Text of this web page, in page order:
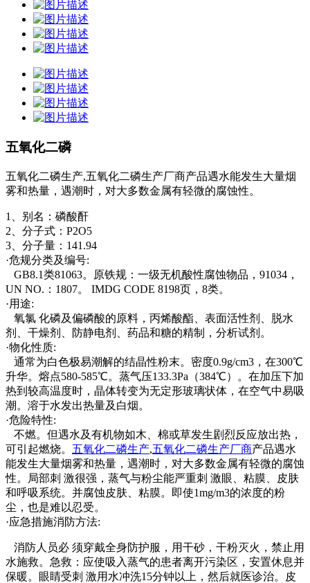
五氧化二磷
五氧化二磷生产,五氧化二磷生产厂商产品遇水能发生大量烟
雾和热量，遇潮时，对大多数金属有轻微的腐蚀性。
1、别名：磷酸酐
2、分子式：P2O5
3、分子量：141.94
·危规分类及编号:
GB8.1类81063。原铁规：一级无机酸性腐蚀物品，91034，
UN NO.：1807。 IMDG CODE 8198页，8类。
·用途:
氧氯 化磷及偏磷酸的原料，丙烯酸酯、表面活性剂、脱水
剂、干燥剂、防静电剂、药品和糖的精制，分析试剂。
·物化性质:
通常为白色极易潮解的结晶性粉末。密度0.9g/cm3，在300℃
升华。熔点580-585℃。蒸气压133.3Pa（384℃）。在加压下加
热到较高温度时，晶体转变为无定形玻璃状体，在空气中易吸
潮。溶于水发出热量及白烟。
·危险特性:
不燃。但遇水及有机物如木、棉或草发生剧烈反应放出热，
可引起燃烧。 五氧化二磷生产,五氧化二磷生产厂商产品遇水
能发生大量烟雾和热量，遇潮时，对大多数金属有轻微的腐蚀
性。局部刺 激很强，蒸气与粉尘能严重刺 激眼、粘膜、皮肤
和呼吸系统。并腐蚀皮肤、粘膜。即使1mg/m3的浓度的粉
尘，也是难以忍受。
·应急措施消防方法:
消防人员必 须穿戴全身防护服，用干砂，干粉灭火，禁止用
水施救。急救：应使吸入蒸气的患者离开污染区，安置休息并
保暖。眼睛受刺 激用水冲洗15分钟以上，然后就医诊治。皮